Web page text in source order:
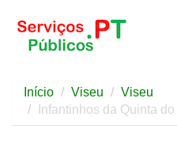
Início Viseu
Viseu
Infantinhos da Quinta